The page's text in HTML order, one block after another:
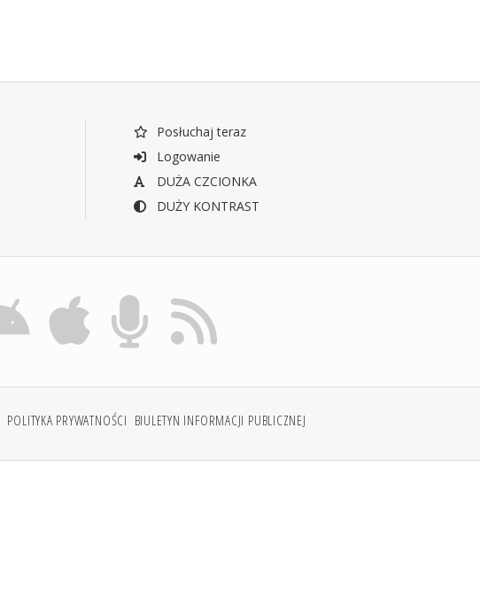
Posłuchaj teraz
Logowanie
DUŻA CZCIONKA
DUŻY KONTRAST
POLITYKA PRYWATNOŚCI BIULETYN INFORMACJI PUBLICZNEJ